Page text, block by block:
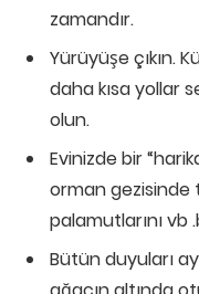
zamandır.
Yürüyüşe çıkın.
daha kısa yollar
olun.
Evinizde bir
orman gezisinde
palamutlarını vb
Bütün duyuları